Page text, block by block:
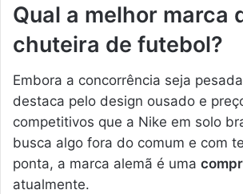
Qual a melhor marca
chuteira de futebol?
Embora a concorrência seja
destaca pelo design ousado e
competitivos que a Nike em solo
busca algo fora do comum e com
ponta, a marca alemã é uma
atualmente.